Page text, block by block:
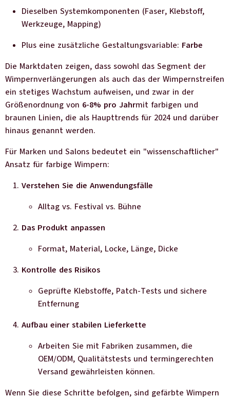
Dieselben Systemkomponenten (Faser, Klebstoff,
Werkzeuge, Mapping)
Plus eine zusätzliche Gestaltungsvariable: Farbe
Die Marktdaten zeigen, dass sowohl das Segment der
Wimpernverlängerungen als auch das der Wimpernstreifen
ein stetiges Wachstum aufweisen, und zwar in der
Größenordnung von 6-8% pro Jahrmit farbigen und
braunen Linien, die als Haupttrends für 2024 und darüber
hinaus genannt werden.
Für Marken und Salons bedeutet ein "wissenschaftlicher"
Ansatz für farbige Wimpern:
Verstehen Sie die Anwendungsfälle
Alltag vs. Festival vs. Bühne
Das Produkt anpassen
Format, Material, Locke, Länge, Dicke
Kontrolle des Risikos
Geprüfte Klebstoffe, Patch-Tests und sichere
Entfernung
Aufbau einer stabilen Lieferkette
Arbeiten Sie mit Fabriken zusammen, die
OEM/ODM, Qualitätstests und termingerechten
Versand gewährleisten können.
Wenn Sie diese Schritte befolgen, sind gefärbte Wimpern